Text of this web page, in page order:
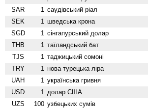
SAR 1 саудівський ріал
SEK 1 шведська крона
SGD 1 сінгапурський долар
THB 1 таїландський бат
TJS 1 таджицький сомоні
TRY 1 нова турецька ліра
UAH 1 українська гривня
USD 1 долар США
UZS 100 узбецьких сумів